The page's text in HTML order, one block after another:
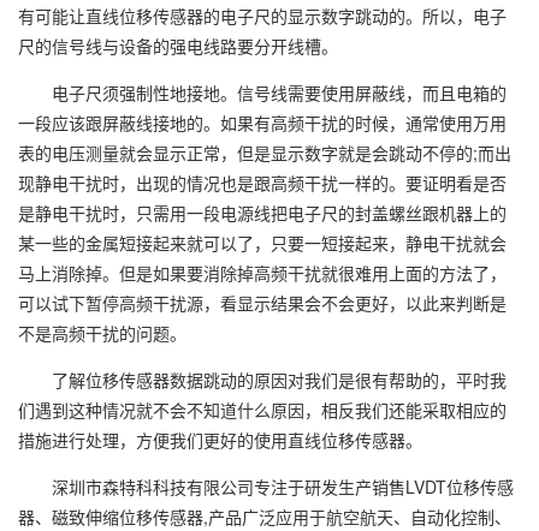
有可能让直线位移传感器的电子尺的显示数字跳动的。所以，电子
尺的信号线与设备的强电线路要分开线槽。
电子尺须强制性地接地。信号线需要使用屏蔽线，而且电箱的
一段应该跟屏蔽线接地的。如果有高频干扰的时候，通常使用万用
表的电压测量就会显示正常，但是显示数字就是会跳动不停的;而出
现静电干扰时，出现的情况也是跟高频干扰一样的。要证明看是否
是静电干扰时，只需用一段电源线把电子尺的封盖螺丝跟机器上的
某一些的金属短接起来就可以了，只要一短接起来，静电干扰就会
马上消除掉。但是如果要消除掉高频干扰就很难用上面的方法了，
可以试下暂停高频干扰源，看显示结果会不会更好，以此来判断是
不是高频干扰的问题。
了解位移传感器数据跳动的原因对我们是很有帮助的，平时我
们遇到这种情况就不会不知道什么原因，相反我们还能采取相应的
措施进行处理，方便我们更好的使用直线位移传感器。
深圳市森特科科技有限公司专注于研发生产销售LVDT位移传感
器、磁致伸缩位移传感器,产品广泛应用于航空航天、自动化控制、